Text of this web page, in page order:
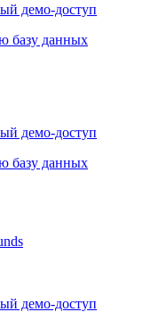
демо-доступ
базу данных
демо-доступ
базу данных
демо-доступ